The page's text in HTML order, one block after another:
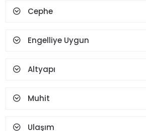
Teras
Cephe
Engelliye Uygun
Altyapı
Muhit
Ulaşım